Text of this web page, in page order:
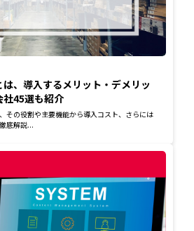
、導入するメリット・デメリッ
社45選も紹介
その役割や主要機能から導入コスト、さらには
底解説...